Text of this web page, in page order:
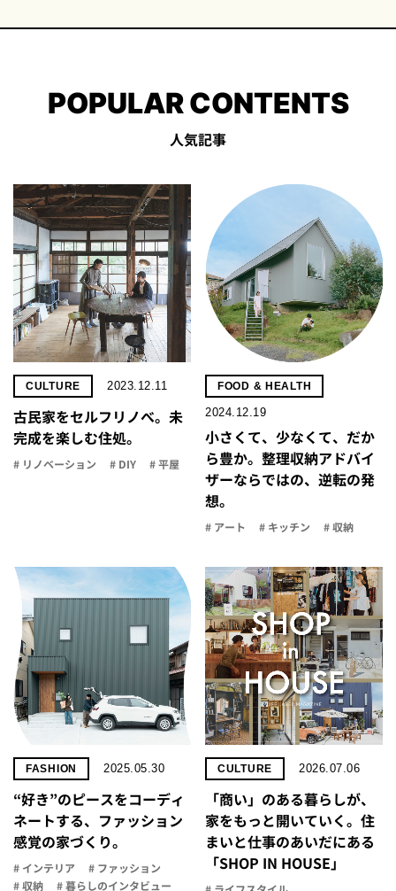
POPULAR CONTENTS
人気記事
CULTURE 2023.12.11
古民家をセルフリノべ。未
完成を楽しむ住処。
# リノベーション # DIY # 平屋
FOOD & HEALTH
2024.12.19
小さくて、少なくて、だか
ら豊か。整理収納アドバイ
ザーならではの、逆転の発
想。
# アート # キッチン # 収納
FASHION 2025.05.30
“好き”のピースをコーディ
ネートする、ファッション
感覚の家づくり。
# インテリア
# ファッション
# 収納
# 暮らしのインタビュー
CULTURE 2026.07.06
「商い」の​ある​暮らしが、​
家を​もっと​開いていく。​住
まいと​仕事の​あいだに​ある​
「SHOP IN HOUSE」